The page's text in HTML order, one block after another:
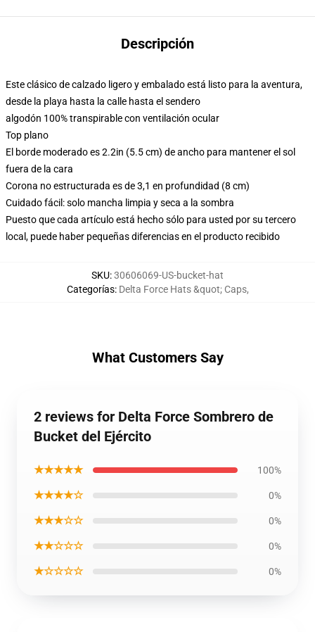
Descripción
Este clásico de calzado ligero y embalado está listo para la aventura,
desde la playa hasta la calle hasta el sendero
algodón 100% transpirable con ventilación ocular
Top plano
El borde moderado es 2.2in (5.5 cm) de ancho para mantener el sol
fuera de la cara
Corona no estructurada es de 3,1 en profundidad (8 cm)
Cuidado fácil: solo mancha limpia y seca a la sombra
Puesto que cada artículo está hecho sólo para usted por su tercero
local, puede haber pequeñas diferencias en el producto recibido
SKU:30606069-US-bucket-hat
Categorías: Delta Force Hats &quot; Caps,
What Customers Say
2 reviews for Delta Force Sombrero de
Bucket del Ejército
★★★★★ 100%
★★★★☆ 0%
★★★☆☆ 0%
★★☆☆☆ 0%
★☆☆☆☆ 0%